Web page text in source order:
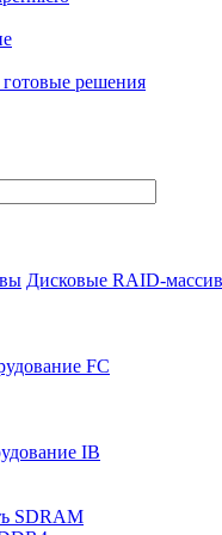
решения
Дисковые RAID-
FC
IB
SDRAM